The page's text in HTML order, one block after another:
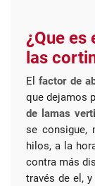
¿Que
las
Elfactor de
que dejamos
de lamas
se consigue,
hilos, a la
contra más
través de el,